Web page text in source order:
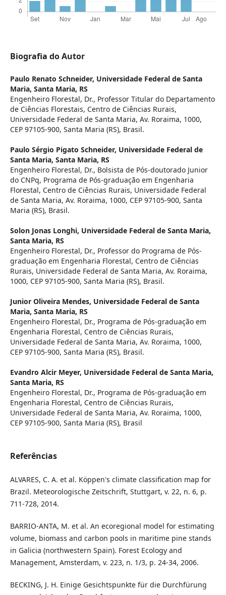
Biografia do Autor
Paulo Renato Schneider, Universidade Federal de Santa
Maria, Santa Maria, RS
Engenheiro Florestal, Dr., Professor Titular do Departamento
de Ciências Florestais, Centro de Ciências Rurais,
Universidade Federal de Santa Maria, Av. Roraima, 1000,
CEP 97105-900, Santa Maria (RS), Brasil.
Paulo Sérgio Pigato Schneider, Universidade Federal de
Santa Maria, Santa Maria, RS
Engenheiro Florestal, Dr., Bolsista de Pós-doutorado Junior
do CNPq, Programa de Pós-graduação em Engenharia
Florestal, Centro de Ciências Rurais, Universidade Federal
de Santa Maria, Av. Roraima, 1000, CEP 97105-900, Santa
Maria (RS), Brasil.
Solon Jonas Longhi, Universidade Federal de Santa Maria,
Santa Maria, RS
Engenheiro Florestal, Dr., Professor do Programa de Pós-
graduação em Engenharia Florestal, Centro de Ciências
Rurais, Universidade Federal de Santa Maria, Av. Roraima,
1000, CEP 97105-900, Santa Maria (RS), Brasil.
Junior Oliveira Mendes, Universidade Federal de Santa
Maria, Santa Maria, RS
Engenheiro Florestal, Dr., Programa de Pós-graduação em
Engenharia Florestal, Centro de Ciências Rurais,
Universidade Federal de Santa Maria, Av. Roraima, 1000,
CEP 97105-900, Santa Maria (RS), Brasil.
Evandro Alcir Meyer, Universidade Federal de Santa Maria,
Santa Maria, RS
Engenheiro Florestal, Dr., Programa de Pós-graduação em
Engenharia Florestal, Centro de Ciências Rurais,
Universidade Federal de Santa Maria, Av. Roraima, 1000,
CEP 97105-900, Santa Maria (RS), Brasil
Referências
ALVARES, C. A. et al. Köppen's climate classification map for
Brazil. Meteorologische Zeitschrift, Stuttgart, v. 22, n. 6, p.
711-728, 2014.
BARRIO-ANTA, M. et al. An ecoregional model for estimating
volume, biomass and carbon pools in maritime pine stands
in Galicia (northwestern Spain). Forest Ecology and
Management, Amsterdam, v. 223, n. 1/3, p. 24-34, 2006.
BECKING, J. H. Einige Gesichtspunkte für die Durchfürung